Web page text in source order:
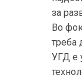
за
Во
треба
УГД е